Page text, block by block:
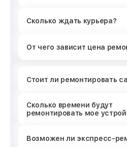
Сколько ждать курьера?
От чего зависит цена
Стоит ли ремонтировать
Сколько времени будут
ремонтировать мое
Возможен ли экспресс-